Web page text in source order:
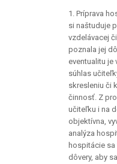
1. Príprava
si naštuduje
vzdelávacej
poznala jej
eventualitu je
súhlas
skresleniu či
činnosť. Z
učiteľku i na
objektívna,
analýza
hospitácie
dôvery, aby